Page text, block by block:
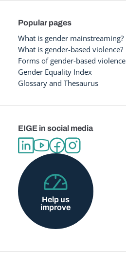
Popular pages
What is gender mainstreaming?
What is gender-based violence?
Forms of gender-based violence
Gender Equality Index
Glossary and Thesaurus
EIGE in social media
Help us
improve